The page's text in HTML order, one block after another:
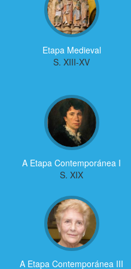
Etapa Medieval
S. XIII-XV
A Etapa Contemporánea I
S. XIX
A Etapa Contemporánea III